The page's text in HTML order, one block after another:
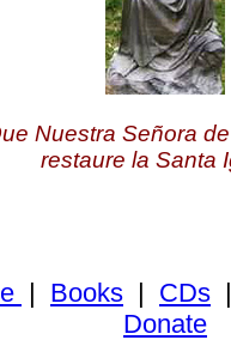
Nuestra Señora
restaure la Santa
| Books | CDs
Donate